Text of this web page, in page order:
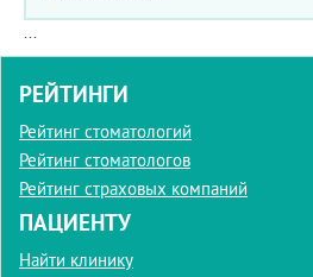
...
РЕЙТИНГИ
Рейтинг стоматологий
Рейтинг стоматологов
Рейтинг страховых компаний
ПАЦИЕНТУ
Найти клинику